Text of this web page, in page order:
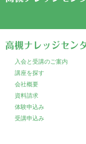
入会と受講のご案内
講座を探す
会社概要
資料請求
体験申込み
受講申込み